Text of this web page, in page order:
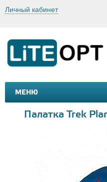
Личный кабинет
МЕНЮ
МАШИНКИ И МОТОЦИКЛЫ
Палатка Trek